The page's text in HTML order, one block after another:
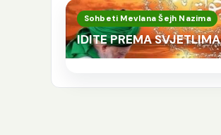
Sohbeti Mevlana Šejh Nazima
IDITE PREMA SVJETLIMA